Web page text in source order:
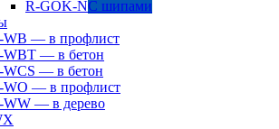
R-GOK-NС шипами
WB — в профлист
WBT — в бетон
WCS — в бетон
WO — в профлист
WW — в дерево